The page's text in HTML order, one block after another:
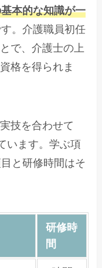
本的な知識が一
。介護職員初任
で、介護士の上
格を得られま
技を合わせて
います。学ぶ項
と研修時間はそ
研修時
間